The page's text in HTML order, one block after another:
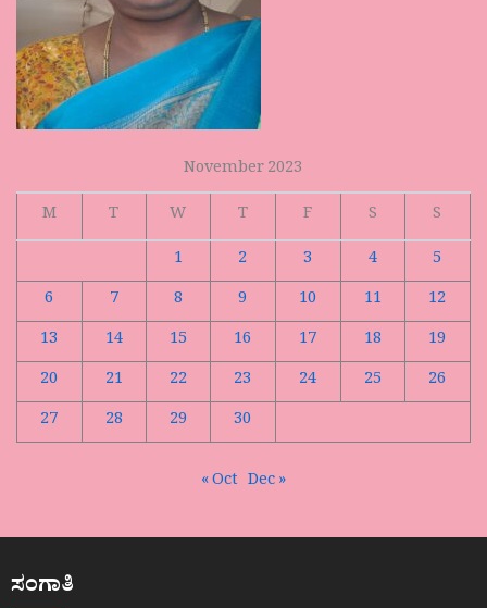
November 2023
M
T W T F S
S
1
2 3 4
5
6
7 8 9 10 11
12
13
14 15 16 17 18
19
20
21 22 23 24 25
26
27
28 29 30
« Oct Dec »
ಸಂಗಾತಿ